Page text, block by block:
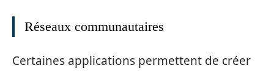
Réseaux communautaires
Certaines applications permettent de créer